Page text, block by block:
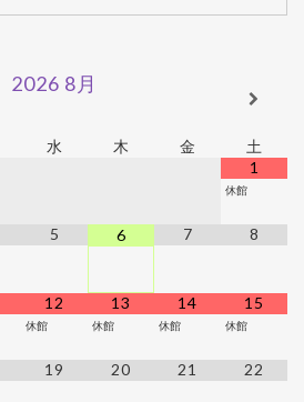
2026 8月
水 木 金
土
1
休館
5 6 7 8
12
休館
13
休館
14
休館
15
休館
19 20 21 22